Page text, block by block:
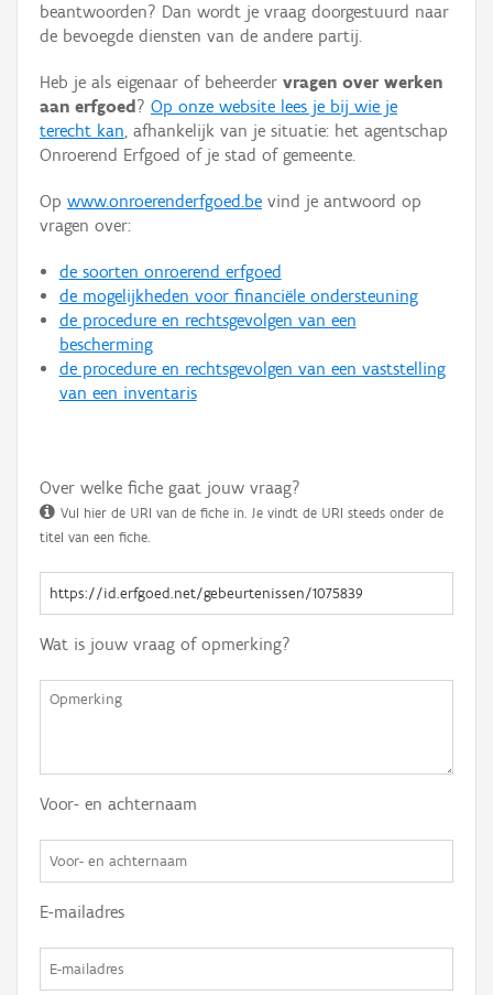
Persoon of collectief
Hergebruik
Aanmelden
beantwoorden? Dan wordt je vraag doorgestuurd naar
de bevoegde diensten van de andere partij.
Heb je als eigenaar of beheerder vragen over werken
aan erfgoed ? Op onze website lees je bij wie je
terecht kan, afhankelijk van je situatie: het agentschap
Onroerend Erfgoed of je stad of gemeente.
Op www.onroerenderfgoed.be vind je antwoord op
vragen over:
de soorten onroerend erfgoed
de mogelijkheden voor financiële ondersteuning
de procedure en rechtsgevolgen van een
bescherming
de procedure en rechtsgevolgen van een vaststelling
van een inventaris
Over welke fiche gaat jouw vraag?
Vul hier de URI van de fiche in. Je vindt de URI steeds onder de
titel van een fiche.
Wat is jouw vraag of opmerking?
Voor- en achternaam
E-mailadres